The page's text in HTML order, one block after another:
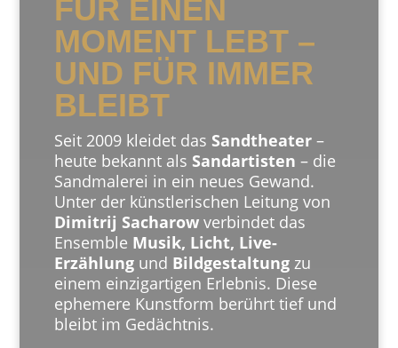
FÜR EINEN
MOMENT LEBT –
UND FÜR IMMER
BLEIBT
Seit 2009 kleidet das Sandtheater–
heute bekannt als Sandartisten – die
Sandmalerei in ein neues Gewand.
Unter der künstlerischen Leitung von
Dimitrij Sacharowverbindet das
Ensemble Musik, Licht, Live-
Erzählungund Bildgestaltungzu
einem einzigartigen Erlebnis. Diese
ephemere Kunstform berührt tief und
bleibt im Gedächtnis.